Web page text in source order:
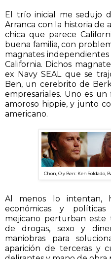
El trío inicial me sedujo
Arranca con la historia de
chica que parece
buena familia, con
magnates
California. Dichos
ex Navy SEAL que se
Ben, un cerebrito de
empresariales. Uno es
amoroso hippie, y junto
americano.
Chon, O y Ben: Ken Soldado,
Al menos lo intentan,
económicas y
mejicano perturban este
de drogas, sexo y
maniobras para
aparición de terceras y